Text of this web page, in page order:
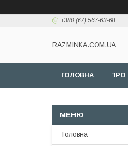
+380 (67) 567-63-68
RAZMINKA.COM.UA
ГОЛОВНА ПРО
Головна